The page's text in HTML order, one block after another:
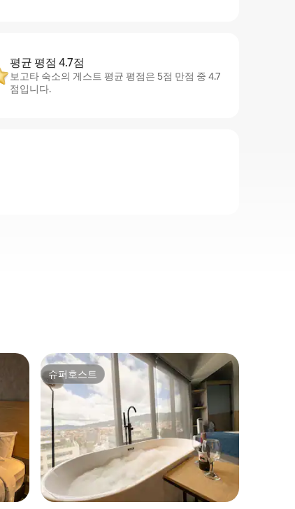
평균 평점 4.7점
보고타 숙소의 게스트 평균 평점은 5점 만점 중 4.7
점입니다.
슈퍼호스트
슈퍼호스트